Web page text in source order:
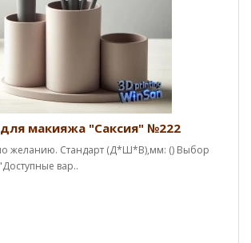
макияжа "Саксия" №222
желанию. Стандарт (Д*Ш*В),мм: () Выбор
вар..